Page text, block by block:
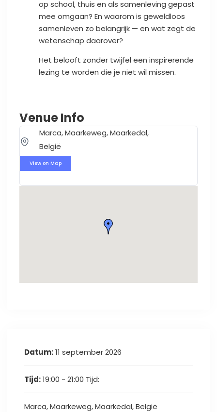
op school, thuis en als samenleving gepast
mee omgaan? En waarom is geweldloos
samenleven zo belangrijk — en wat zegt de
wetenschap daarover?
Het belooft zonder twijfel een inspirerende
lezing te worden die je niet wil missen.
Venue Info
Marca, Maarkeweg, Maarkedal,
België
View on Map
Datum:11 september 2026
Tijd:19:00 - 21:00 Tijd:
Marca, Maarkeweg, Maarkedal, België